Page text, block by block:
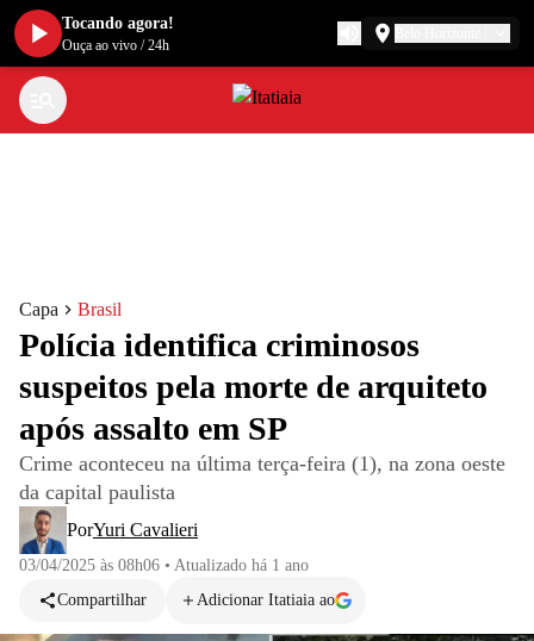
Capa Brasil
Polícia identifica criminosos
suspeitos pela morte de arquiteto
após assalto em SP
Crime aconteceu na última terça-feira (1), na zona oeste
da capital paulista
PorYuri Cavalieri
03/04/2025 às 08h06 • Atualizado há 1 ano
Compartilhar
Adicionar Itatiaia ao
Tocando agora!
Ouça ao vivo /24h